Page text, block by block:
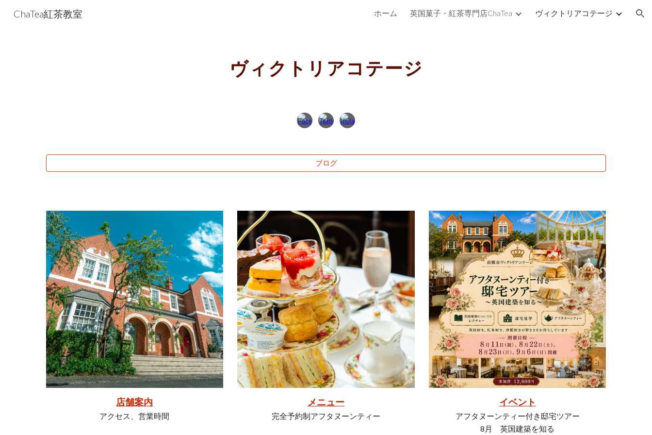
Skip to navigation
ChaTea紅茶教室 ホーム 英国菓子・紅茶専門店ChaTea ヴィクトリアコテージ
ヴィクトリアコテージ
ブログ
店舗案内
アクセス、営業時間
メニュー
完全予約制アフタヌーンティー
イベント
アフタヌーンティー付き邸宅ツアー
8月 英国建築を知る